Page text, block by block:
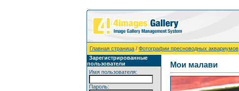
Главная страница / Фотографии пресноводных аквариумов
Зарегистрированные
пользователи
Имя пользователя:
Пароль:
Мои малави